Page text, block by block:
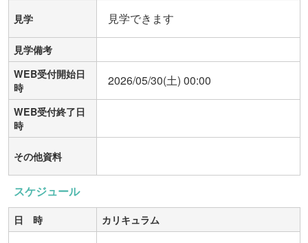
見学 見学できます
見学備考
WEB受付開始日
時
2026/05/30(土) 00:00
WEB受付終了日
時
その他資料
スケジュール
日 時 カリキュラム